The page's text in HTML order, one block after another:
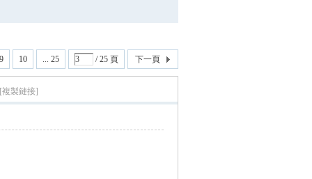
9 10 ... 25 / 25 頁 下一頁
[複製鏈接]